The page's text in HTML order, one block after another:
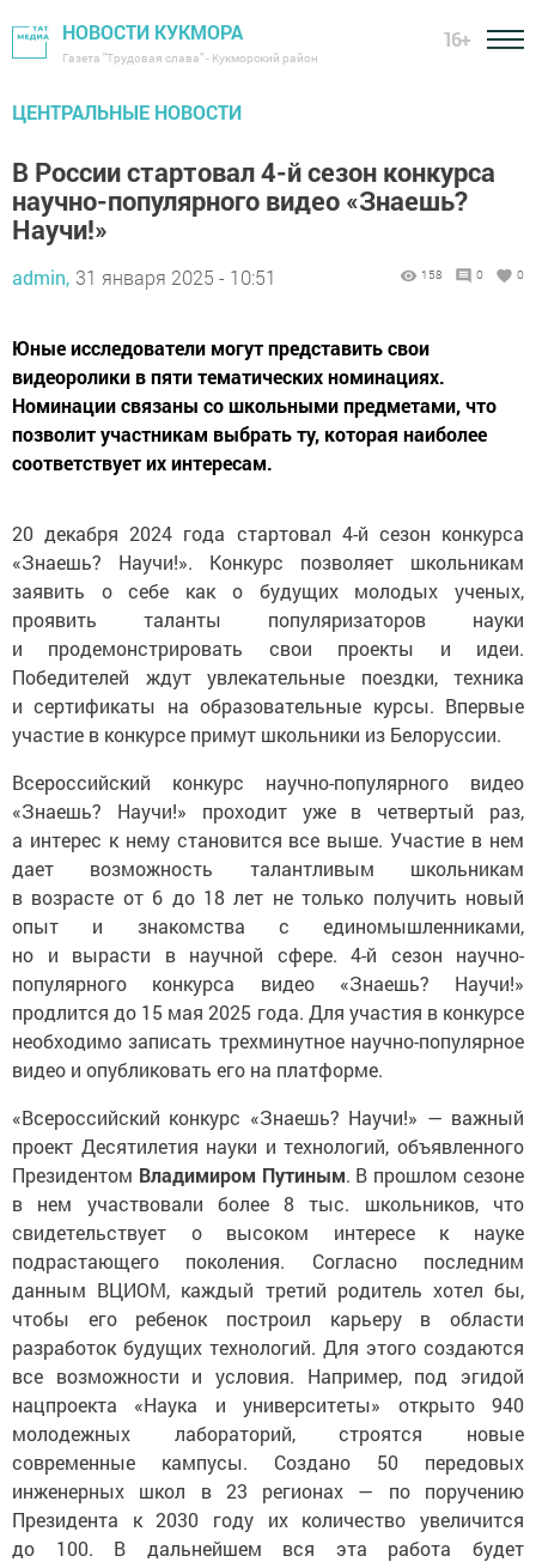
НОВОСТИ КУКМОРА
Газета "Трудовая слава" - Кукморский район
16+
ЦЕНТРАЛЬНЫЕ НОВОСТИ
В России стартовал 4-й сезон конкурса
научно-популярного видео «Знаешь?
Научи!»
admin, 31 января 2025 - 10:51 158 0 0
Юные исследователи могут представить свои
видеоролики в пяти тематических номинациях.
Номинации связаны со школьными предметами, что
позволит участникам выбрать ту, которая наиболее
соответствует их интересам.
20 декабря 2024 года стартовал 4-й сезон конкурса
«Знаешь? Научи!». Конкурс позволяет школьникам
заявить о себе как о будущих молодых ученых,
проявить таланты популяризаторов науки
и продемонстрировать свои проекты и идеи.
Победителей ждут увлекательные поездки, техника
и сертификаты на образовательные курсы. Впервые
участие в конкурсе примут школьники из Белоруссии.
Всероссийский конкурс научно-популярного видео
«Знаешь? Научи!» проходит уже в четвертый раз,
а интерес к нему становится все выше. Участие в нем
дает возможность талантливым школьникам
в возрасте от 6 до 18 лет не только получить новый
опыт и знакомства с единомышленниками,
но и вырасти в научной сфере. 4-й сезон научно-
популярного конкурса видео «Знаешь? Научи!»
продлится до 15 мая 2025 года. Для участия в конкурсе
необходимо записать трехминутное научно-популярное
видео и опубликовать его на платформе.
«Всероссийский конкурс «Знаешь? Научи!» — важный
проект Десятилетия науки и технологий, объявленного
Президентом Владимиром Путиным. В прошлом сезоне
в нем участвовали более 8 тыс. школьников, что
свидетельствует о высоком интересе к науке
подрастающего поколения. Согласно последним
данным ВЦИОМ, каждый третий родитель хотел бы,
чтобы его ребенок построил карьеру в области
разработок будущих технологий. Для этого создаются
все возможности и условия. Например, под эгидой
нацпроекта «Наука и университеты» открыто 940
молодежных лабораторий, строятся новые
современные кампусы. Создано 50 передовых
инженерных школ в 23 регионах — по поручению
Президента к 2030 году их количество увеличится
до 100. В дальнейшем вся эта работа будет